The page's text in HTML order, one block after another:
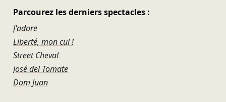
Parcourez les derniers spectacles :
J'adore
Liberté, mon cul !
Street Cheval
José del Tomate
Dom Juan